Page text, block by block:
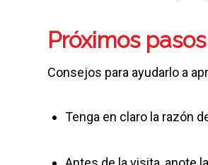
Próximos pasos
Consejos para ayudarlo a
Tenga en claro la razón